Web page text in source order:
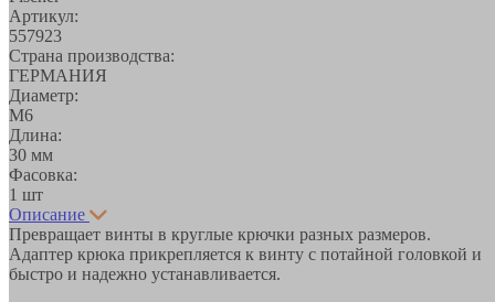
Артикул:
557923
Страна производства:
ГЕРМАНИЯ
Диаметр:
М6
Длина:
30 мм
Фасовка:
1 шт
Описание
Превращает винты в круглые крючки разных размеров.
Адаптер крюка прикрепляется к винту с потайной головкой и
быстро и надежно устанавливается.